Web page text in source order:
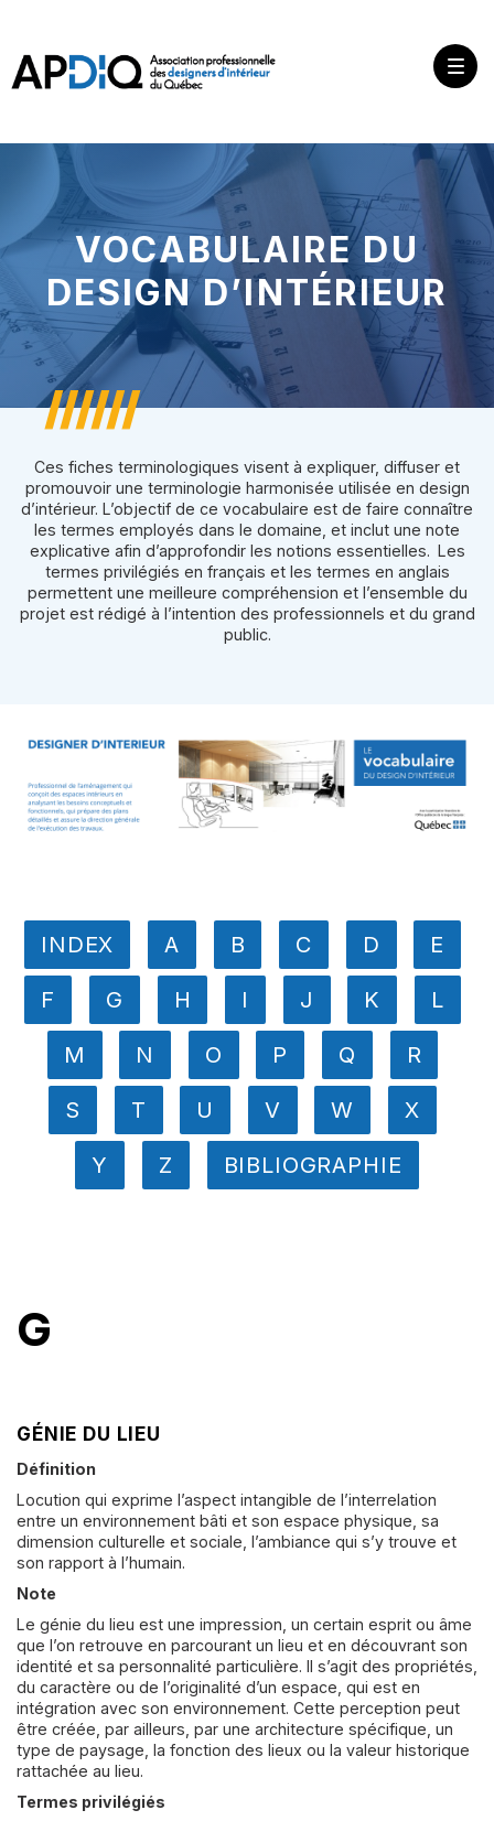
VOCABULAIRE DU
DESIGN D’INTÉRIEUR
Ces fiches terminologiques visent à expliquer, diffuser et
promouvoir une terminologie harmonisée utilisée en design
d’intérieur. L’objectif de ce vocabulaire est de faire connaître
les termes employés dans le domaine, et inclut une note
explicative afin d’approfondir les notions essentielles. Les
termes privilégiés en français et les termes en anglais
permettent une meilleure compréhension et l’ensemble du
projet est rédigé à l’intention des professionnels et du grand
public.
INDEX A B C D E
F G H I J K L
M N O P Q R
S T U V W X
Y Z BIBLIOGRAPHIE
G
GÉNIE DU LIEU
Définition
Locution qui exprime l’aspect intangible de l’interrelation
entre un environnement bâti et son espace physique, sa
dimension culturelle et sociale, l’ambiance qui s’y trouve et
son rapport à l’humain.
Note
Le génie du lieu est une impression, un certain esprit ou âme
que l’on retrouve en parcourant un lieu et en découvrant son
identité et sa personnalité particulière. Il s’agit des propriétés,
du caractère ou de l’originalité d’un espace, qui est en
intégration avec son environnement. Cette perception peut
être créée, par ailleurs, par une architecture spécifique, un
type de paysage, la fonction des lieux ou la valeur historique
rattachée au lieu.
Termes privilégiés